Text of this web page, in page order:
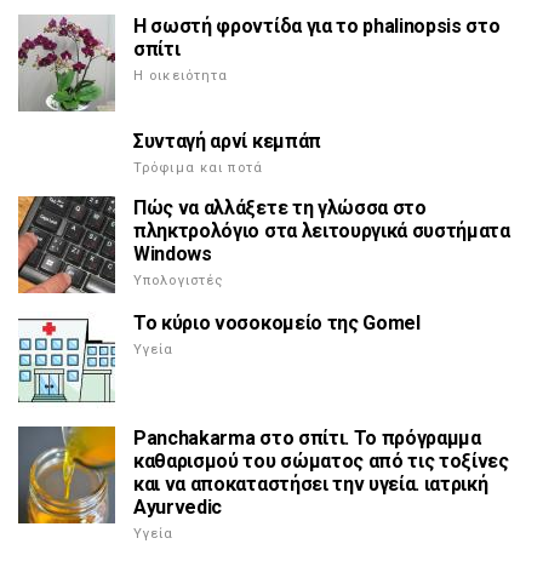
Η σωστή φροντίδα για το phalinopsis στο
σπίτι
Η οικειότητα
Συνταγή αρνί κεμπάπ
Τρόφιμα και ποτά
Πώς να αλλάξετε τη γλώσσα στο
πληκτρολόγιο στα λειτουργικά συστήματα
Windows
Υπολογιστές
Το κύριο νοσοκομείο της Gomel
Υγεία
Panchakarma στο σπίτι. Το πρόγραμμα
καθαρισμού του σώματος από τις τοξίνες
και να αποκαταστήσει την υγεία. ιατρική
Ayurvedic
Υγεία